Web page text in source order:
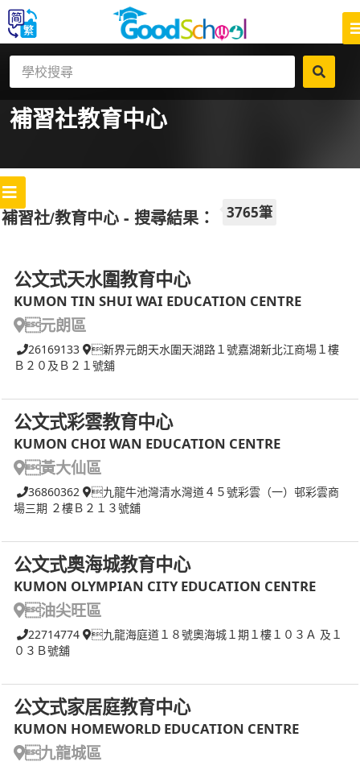
補習社教育中心
補習社/教育中心 - 搜尋結果： 3765筆
公文式天水圍教育中心
KUMON TIN SHUI WAI EDUCATION CENTRE
元朗區
26169133
新界元朗天水圍天湖路１號嘉湖新北江商場１樓
Ｂ２０及Ｂ２１號舖
公文式彩雲教育中心
KUMON CHOI WAN EDUCATION CENTRE
黃大仙區
36860362
九龍牛池灣清水灣道４５號彩雲（一）邨彩雲商
場三期 ２樓Ｂ２１３號舖
公文式奧海城教育中心
KUMON OLYMPIAN CITY EDUCATION CENTRE
油尖旺區
22714774
九龍海庭道１８號奧海城１期１樓１０３Ａ 及１
０３Ｂ號舖
公文式家居庭教育中心
KUMON HOMEWORLD EDUCATION CENTRE
九龍城區